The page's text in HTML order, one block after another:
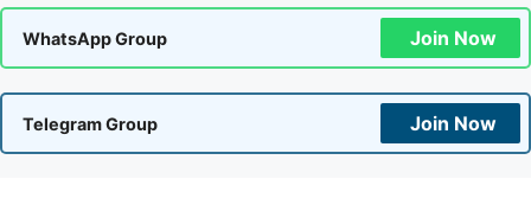
WhatsApp Group Join Now
Telegram Group Join Now